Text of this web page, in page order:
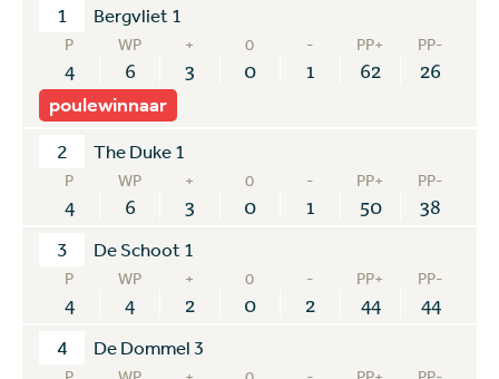
1 Bergvliet 1
P WP + 0 - PP+ PP-
4 6 3 0 1 62 26
poulewinnaar
2 The Duke 1
P WP + 0 - PP+ PP-
4 6 3 0 1 50 38
3 De Schoot 1
P WP + 0 - PP+ PP-
4 4 2 0 2 44 44
4 De Dommel 3